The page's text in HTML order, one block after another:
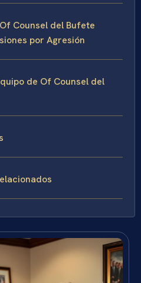
Counsel del Bufete
por Agresión
de Of Counsel del